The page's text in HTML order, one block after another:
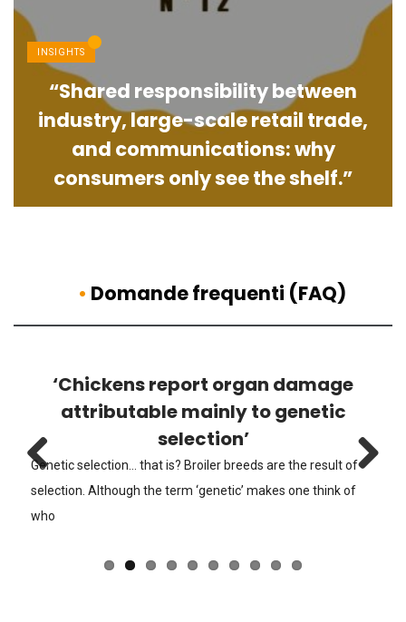
INSIGHTS
“Shared responsibility between
industry, large-scale retail trade,
and communications: why
consumers only see the shelf.”
• Domande frequenti (FAQ)
damage
to genetic
breeds are the result of
makes one think of
“Farmed chickens
defences due to a
make-
Gratuitous and false claims. Have
kits of those animals they refer to?
Previous Next